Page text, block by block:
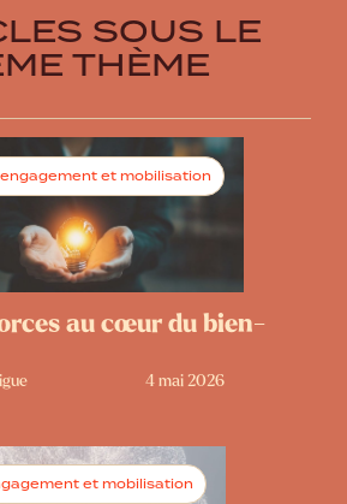
SOUS LE
THÈME
et mobilisation
au cœur du bien-
4 mai 2026
et mobilisation